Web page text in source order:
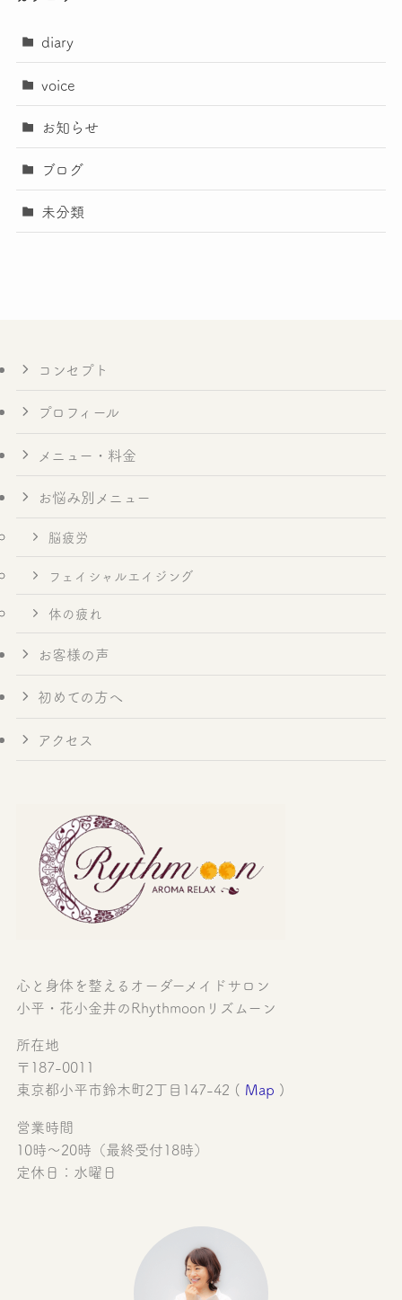
diary
voice
お知らせ
ブログ
未分類
コンセプト
プロフィール
メニュー・料金
お悩み別メニュー
脳疲労
フェイシャルエイジング
体の疲れ
お客様の声
初めての方へ
アクセス
心と身体を整えるオーダーメイドサロン
小平・花小金井のRhythmoonリズムーン
所在地
〒187-0011
東京都小平市鈴木町2丁目147-42 ( Map )
営業時間
10時〜20時（最終受付18時）
定休日：水曜日